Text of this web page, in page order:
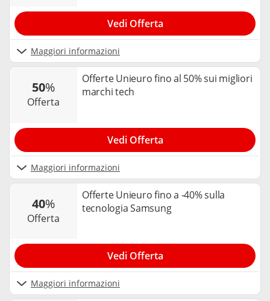
Maggiori informazioni
Vedi Offerta
50%
offerta
Offerte Unieuro fino al 50% sui migliori
marchi tech
Maggiori informazioni
Vedi Offerta
40%
offerta
Offerte Unieuro fino a -40% sulla
tecnologia Samsung
Maggiori informazioni
Vedi Offerta